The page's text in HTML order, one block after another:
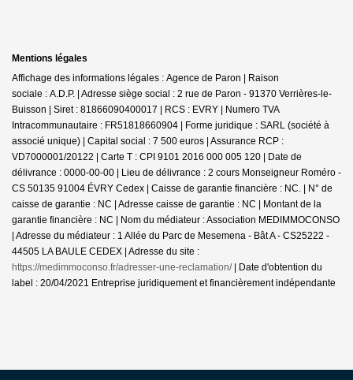
Mentions légales
Affichage des informations légales : Agence de Paron | Raison
sociale : A.D.P. | Adresse siège social : 2 rue de Paron - 91370 Verrières-le-
Buisson | Siret : 81866090400017 | RCS : EVRY | Numero TVA
Intracommunautaire : FR51818660904 | Forme juridique : SARL (société à
associé unique) | Capital social : 7 500 euros | Assurance RCP :
VD7000001/20122 | Carte T : CPI 9101 2016 000 005 120 | Date de
délivrance : 0000-00-00 | Lieu de délivrance : 2 cours Monseigneur Roméro -
CS 50135 91004 ÉVRY Cedex | Caisse de garantie financière : NC. | N° de
caisse de garantie : NC | Adresse caisse de garantie : NC | Montant de la
garantie financière : NC | Nom du médiateur : Association MEDIMMOCONSO
| Adresse du médiateur : 1 Allée du Parc de Mesemena - Bât A - CS25222 -
44505 LA BAULE CEDEX | Adresse du site :
https://medimmoconso.fr/adresser-une-reclamation/| Date d'obtention du
label : 20/04/2021 Entreprise juridiquement et financièrement indépendante